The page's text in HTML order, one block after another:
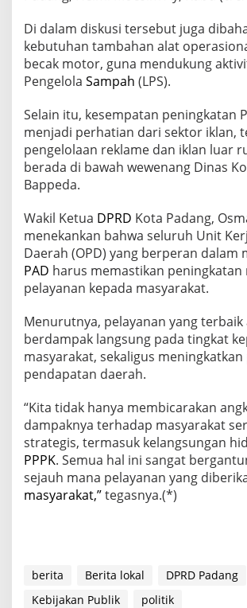
Di dalam diskusi tersebut juga
kebutuhan tambahan alat
becak motor, guna mendukung
Pengelola Sampah (LPS).
Selain itu, kesempatan peningkatan
menjadi perhatian dari sektor iklan,
pengelolaan reklame dan iklan luar
berada di bawah wewenang Dinas
Bappeda.
Wakil Ketua DPRD Kota Padang,
menekankan bahwa seluruh Unit
Daerah (OPD) yang berperan dalam
PAD harus memastikan peningkatan
pelayanan kepada masyarakat.
Menurutnya, pelayanan yang terbaik
berdampak langsung pada tingkat
masyarakat, sekaligus
pendapatan daerah.
“Kita tidak hanya membicarakan
dampaknya terhadap masyarakat
strategis, termasuk kelangsungan
PPPK. Semua hal ini sangat
sejauh mana pelayanan yang
masyarakat,”tegasnya.(*)
berita Berita lokal
DPRD Padang
Kebijakan Publik
politik